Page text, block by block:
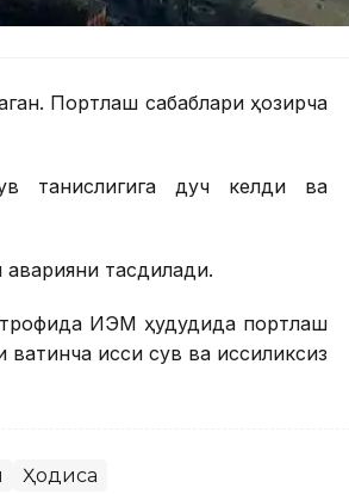
Портлаш сабаблари ҳозирча
танқислигига дуч келди ва
тасдиқлади.
ИЭМ ҳудудида портлаш
иссиқ сув ва иссиқликсиз
Ҳодиса